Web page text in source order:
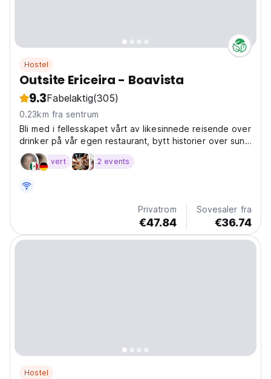
Hostel
Outsite Ericeira - Boavista
9.3Fabelaktig(305)
0.23km fra sentrum
Bli med i fellesskapet vårt av likesinnede reisende over
drinker på vår egen restaurant, bytt historier over sunn
mat og få nye venner på en av de mange
arrangementene i kalenderen vår.
vert 2 events
Privatrom
€47.84
Sovesaler fra
€36.74
Hostel